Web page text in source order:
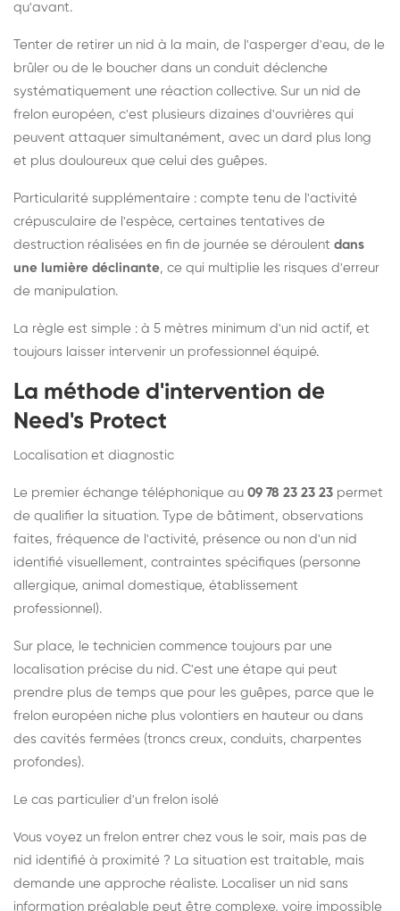
qu'avant.
Tenter de retirer un nid à la main, de l'asperger d'eau, de le
brûler ou de le boucher dans un conduit déclenche
systématiquement une réaction collective. Sur un nid de
frelon européen, c'est plusieurs dizaines d'ouvrières qui
peuvent attaquer simultanément, avec un dard plus long
et plus douloureux que celui des guêpes.
Particularité supplémentaire : compte tenu de l'activité
crépusculaire de l'espèce, certaines tentatives de
destruction réalisées en fin de journée se déroulent dans
une lumière déclinante, ce qui multiplie les risques d'erreur
de manipulation.
La règle est simple : à 5 mètres minimum d'un nid actif, et
toujours laisser intervenir un professionnel équipé.
La méthode d'intervention de
Need's Protect
Localisation et diagnostic
Le premier échange téléphonique au 09 78 23 23 23 permet
de qualifier la situation. Type de bâtiment, observations
faites, fréquence de l'activité, présence ou non d'un nid
identifié visuellement, contraintes spécifiques (personne
allergique, animal domestique, établissement
professionnel).
Sur place, le technicien commence toujours par une
localisation précise du nid. C'est une étape qui peut
prendre plus de temps que pour les guêpes, parce que le
frelon européen niche plus volontiers en hauteur ou dans
des cavités fermées (troncs creux, conduits, charpentes
profondes).
Le cas particulier d'un frelon isolé
Vous voyez un frelon entrer chez vous le soir, mais pas de
nid identifié à proximité ? La situation est traitable, mais
demande une approche réaliste. Localiser un nid sans
information préalable peut être complexe, voire impossible